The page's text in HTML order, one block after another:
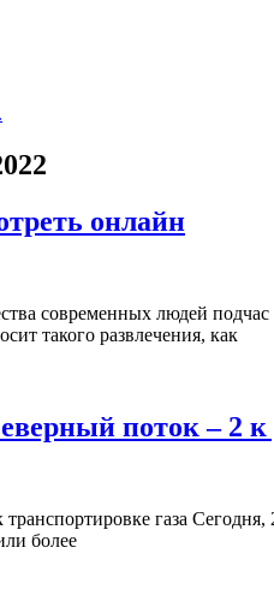
онлайн
современных людей
такого развлечения, как
поток – 2 к
газа
более